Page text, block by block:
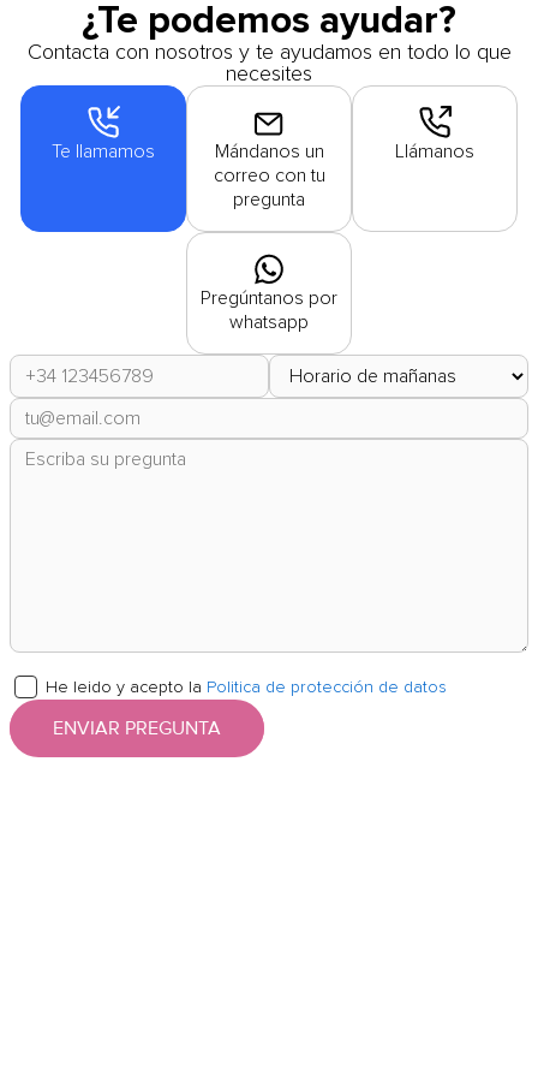
¿Te podemos ayudar?
Contacta con nosotros y te ayudamos en todo lo que
necesites
Te llamamos
Mándanos un
correo con tu
pregunta
Llámanos
Pregúntanos por
whatsapp
He leido y acepto la Politica de protección de datos
ENVIAR PREGUNTA